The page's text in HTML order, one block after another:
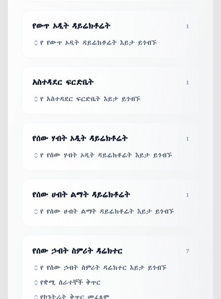
የውጥ ኦዲት ዳይሬክቶሬት 1
የ የውጥ ኦዲት ዳይሬክቶሬት እይታ ይጎብኙ
አስተዳደር ፍርድቤት 1
የ አስተዳደር ፍርድቤት እይታ ይጎብኙ
የሰው ሃብት ኦዲት ዳይሬክቶሬት 1
የ የሰው ሃብት ኦዲት ዳይሬክቶሬት እይታ ይጎብኙ
የሰው ሀብት ልማት ዳይሬክቶሬት 1
የ የሰው ሀብት ልማት ዳይሬክቶሬት እይታ ይጎብኙ
የሰው ኃብት ስምሪት ዳሬክተር 7
የ የሰው ኃብት ስምሪት ዳሬክተር እይታ ይጎብኙ
የቋሚ ሰራተኞች ቅጥር